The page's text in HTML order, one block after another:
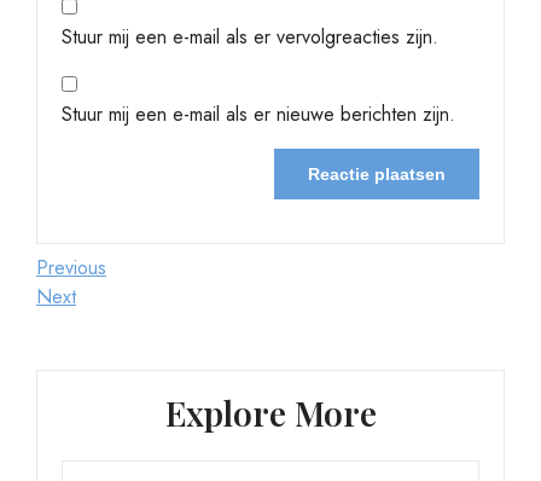
Stuur mij een e-mail als er vervolgreacties zijn.
Stuur mij een e-mail als er nieuwe berichten zijn.
Berichtnavigatie
Previous
Post
Previous
Next
Next
Explore More